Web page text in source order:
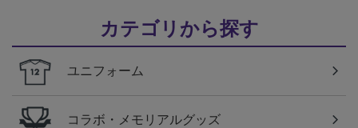
カテゴリから探す
ユニフォーム
コラボ・メモリアルグッズ